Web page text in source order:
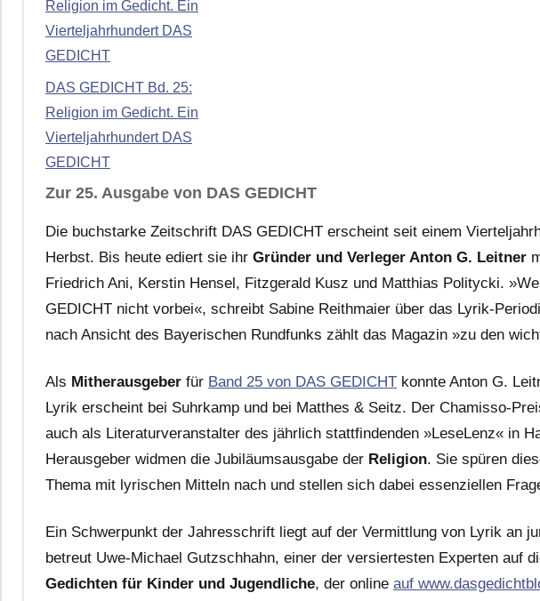
DAS GEDICHT Bd. 25:
Religion im Gedicht. Ein
Vierteljahrhundert DAS
GEDICHT
Zur 25. Ausgabe von DAS GEDICHT
Die buchstarke Zeitschrift DAS GEDICHT erscheint seit einem
Herbst. Bis heute ediert sie ihr Gründer und Verleger Anton G. Leitner
Friedrich Ani, Kerstin Hensel, Fitzgerald Kusz und Matthias Politycki.
GEDICHT nicht vorbei«, schreibt Sabine Reithmaier über das Lyrik-
nach Ansicht des Bayerischen Rundfunks zählt das Magazin »zu den
Als Mitherausgeber für Band 25 von DAS GEDICHT konnte Anton G.
Lyrik erscheint bei Suhrkamp und bei Matthes & Seitz. Der Chamisso-
auch als Literaturveranstalter des jährlich stattfindenden »LeseLenz« in
Herausgeber widmen die Jubiläumsausgabe der Religion. Sie spüren
Thema mit lyrischen Mitteln nach und stellen sich dabei essenziellen
Ein Schwerpunkt der Jahresschrift liegt auf der Vermittlung von Lyrik an
betreut Uwe-Michael Gutzschhahn, einer der versiertesten Experten auf
Gedichten für Kinder und Jugendliche, der online auf